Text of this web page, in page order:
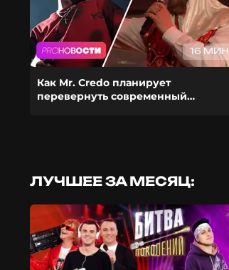
16 МИН
Как Mr. Credo планирует
перевернуть современный
ЛУЧШЕЕ ЗА МЕСЯЦ: